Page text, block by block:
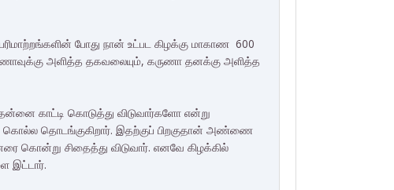
போது நான் உட்பட கிழக்கு மாகாண 600
அளித்த தகவலையும், கருணா தனக்கு அளித்த
காட்டி கொடுத்து விடுவார்களோ என்று
தொடங்குகிறார். இதற்குப் பிறகுதான் அண்ணை
கொன்று சிதைத்து விடுவார். எனவே கிழக்கில்
இட்டார்.